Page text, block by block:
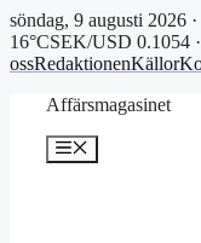
söndag, 9 augusti 2026 ·
16°CSEK/USD 0.1054
ossRedaktionenKällor
Affärsmagasinet
Meny